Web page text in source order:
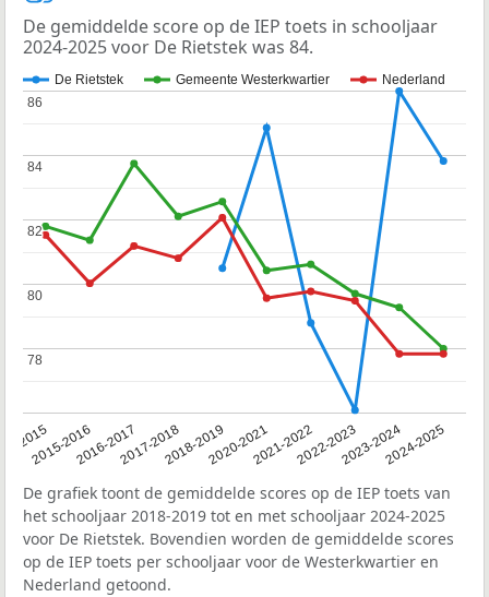
De gemiddelde score op de IEP toets in schooljaar
2024-2025 voor De Rietstek was 84.
De Rietstek Gemeente Westerkwartier Nederland
2015
2015-20162016-20172017-20182018-20192020-20212021-20222022-20232023-20242024-2025
78
78
80
80
82
82
84
84
86
86
De grafiek toont de gemiddelde scores op de IEP toets van
het schooljaar 2018-2019 tot en met schooljaar 2024-2025
voor De Rietstek. Bovendien worden de gemiddelde scores
op de IEP toets per schooljaar voor de Westerkwartier en
Nederland getoond.